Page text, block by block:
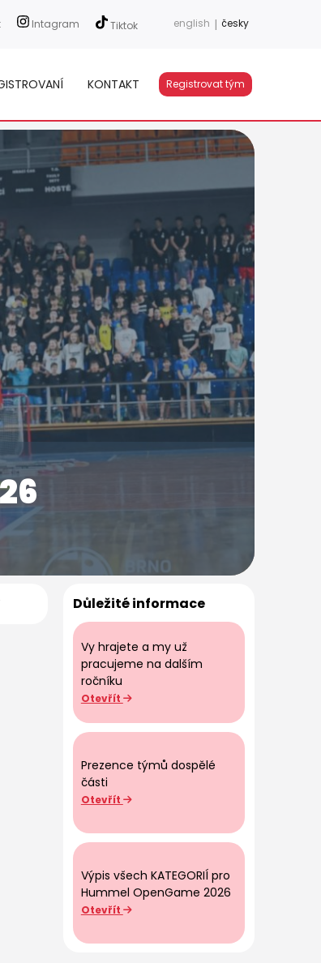
Intagram Tiktok english | česky
KONTAKT Registrovat tým
Důležité informace
Vy hrajete a my už
pracujeme na dalším
ročníku
Otevřít
Prezence týmů dospělé
části
Otevřít
Výpis všech KATEGORIÍ pro
Hummel OpenGame 2026
Otevřít